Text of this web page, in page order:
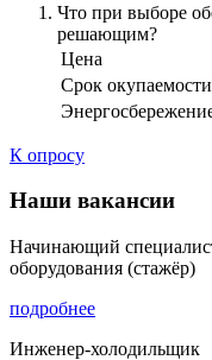
Что при выборе
решающим?
Цена
Срок окупаемости
К опросу
Наши вакансии
Начинающий
оборудования (стажёр)
подробнее
Инженер-холодильщик